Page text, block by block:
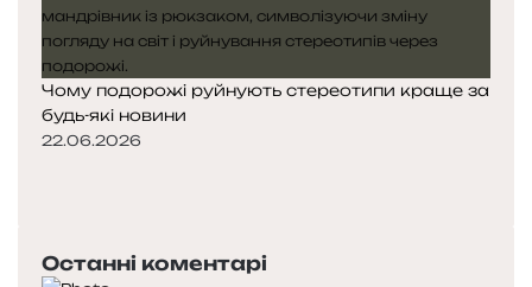
Чому подорожі руйнують стереотипи краще за
будь-які новини
22.06.2026
Останні коментарі